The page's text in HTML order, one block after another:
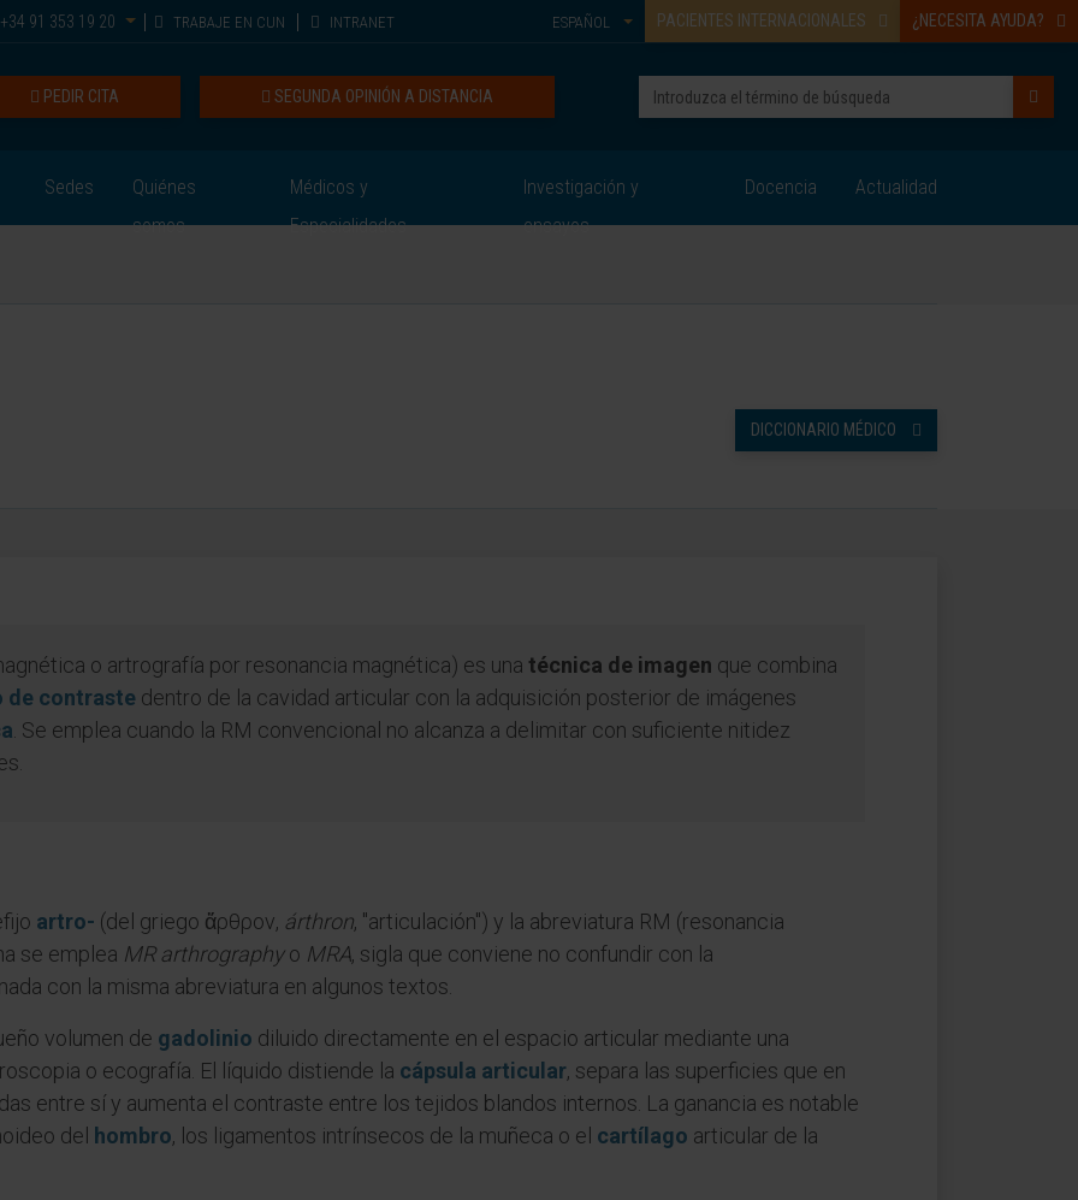
+34 91 353 19 20 TRABAJE EN CUN INTRANET PACIENTES INTERNACIONALES ¿NECESITA AYUDA?
ESPAÑOL
SEGUNDA OPINIÓN A DISTANCIA
PEDIR CITA
Sedes
Quiénes
somos
Médicos y
Especialidades
Investigación y
ensayos
Docencia Actualidad
DICCIONARIO MÉDICO
o artrografía por resonancia magnética) es una técnica de imagen que combina
de contraste dentro de la cavidad articular con la adquisición posterior de imágenes
. Se emplea cuando la RM convencional no alcanza a delimitar con suficiente nitidez
artro- (del griego ἄρθρον, árthron, "articulación") y la abreviatura RM (resonancia
se emplea MR arthrographyo MRA, sigla que conviene no confundir con la
con la misma abreviatura en algunos textos.
volumen de gadolinio diluido directamente en el espacio articular mediante una
o ecografía. El líquido distiende la cápsula articular, separa las superficies que en
entre sí y aumenta el contraste entre los tejidos blandos internos. La ganancia es notable
del
hombro, los ligamentos intrínsecos de la muñeca o el cartílago articular de la